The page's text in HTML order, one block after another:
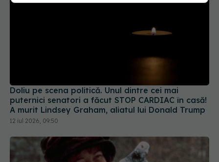
Doliu pe scena politică. Unul dintre cei mai
puternici senatori a făcut STOP CARDIAC în casă!
A murit Lindsey Graham, aliatul lui Donald Trump
12 iul 2026, 09:50